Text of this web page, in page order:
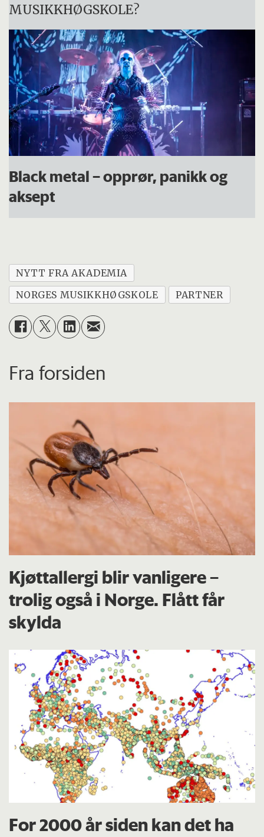
MUSIKKHØGSKOLE?
Black metal – opprør, panikk og
aksept
NYTT FRA AKADEMIA
NORGES MUSIKKHØGSKOLE
PARTNER
Fra forsiden
Kjøttallergi blir vanligere –
trolig også i Norge. Flått får
skylda
For 2000 år siden kan det ha